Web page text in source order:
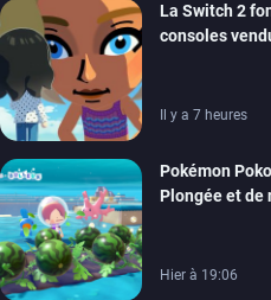
La Switch 2
consoles
Il y a 7 heures
Pokémon
Plongée et de
Hier à 19:06